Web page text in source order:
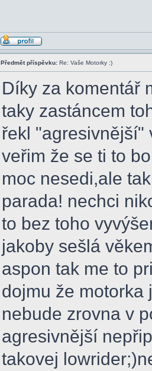
Předmět příspěvku: Re: Vaše Motorky :)
Díky za komentář
taky zastáncem
řekl "agresivnější"
veřim že se ti to
moc nesedi,ale
parada! nechci
to bez toho
jakoby sešlá
aspon tak me to
dojmu že motorka
nebude zrovna v
agresivnější
takovej